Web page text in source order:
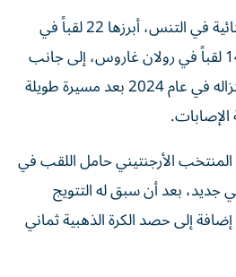
ويملك نادال مسيرة استثنائية في التنس، أبرزها 22 لقباً في
البطولات الأربع الكبرى و14 لقباً في رولان غاروس، إلى جانب
إنجازاته الأولمبية، قبل اعتزاله في عام 2024 بعد مسيرة طويلة
الأرجنتيني حامل اللقب في
جديد، بعد أن سبق له التتويج
إضافة إلى حصد الكرة الذهبية ثماني